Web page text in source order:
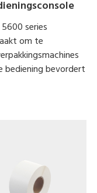
series
om te
bediening bevordert